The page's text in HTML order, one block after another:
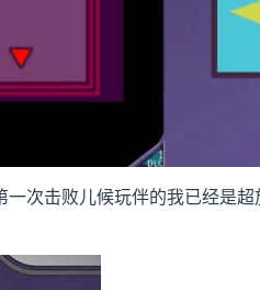
次击败儿候玩伴的我已经是